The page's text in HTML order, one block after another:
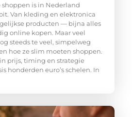
is in Nederland
Van kleding en elektronica
producten — bijna alles
online kopen. Maar veel
steeds te veel, simpelweg
hoe ze slim moeten shoppen.
prijs, timing en strategie
honderden euro’s schelen. In